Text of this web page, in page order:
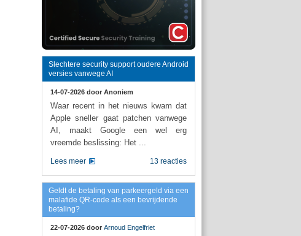
Slechtere security support oudere Android
versies vanwege AI
14-07-2026 door Anoniem
Waar recent in het nieuws kwam dat
Apple sneller gaat patchen vanwege
AI, maakt Google een wel erg
vreemde beslissing: Het ...
13 reacties
Lees meer
Geldt de betaling van parkeergeld via een
malafide QR-code als een bevrijdende
betaling?
22-07-2026 door Arnoud Engelfriet